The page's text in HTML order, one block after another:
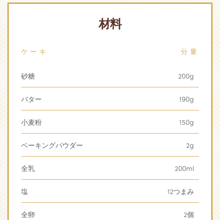
材料
ケーキ 分量
砂糖 200g
バター 190g
小麦粉 150g
ベーキングパウダー 2g
全乳 200ml
塩 12つまみ
全卵 2個